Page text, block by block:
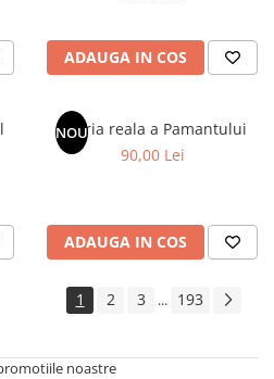
ADAUGA IN COS
NOU
Istoria reala a Pamantului
90,00 Lei
ADAUGA IN COS
1 2 3 ... 193
noastre